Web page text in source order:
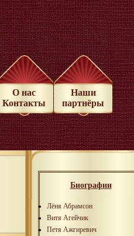
О нас
Контакты
Наши
партнёры
Биографии
Лёня Абрамсон
Витя Агейчик
Петя Ажгиревич